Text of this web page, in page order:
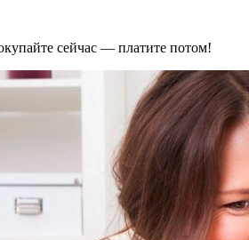
сейчас — платите потом!